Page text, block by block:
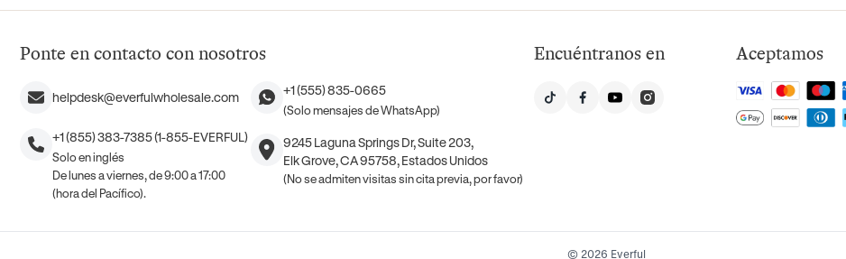
Ponte en contacto con nosotros
helpdesk@everfulwholesale.com
+1 (855) 383-7385 (1-855-EVERFUL)
Solo en inglés
De lunes a viernes, de 9:00 a 17:00
(hora del Pacífico).
+1 (555) 835-0665
(Solo mensajes de WhatsApp)
9245 Laguna Springs Dr, Suite 203,
Elk Grove, CA 95758, Estados Unidos
(No se admiten visitas sin cita previa, por favor)
Encuéntranos en Aceptamos
© 2026 Everful